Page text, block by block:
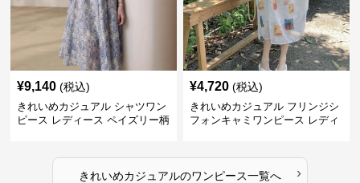
¥9,140 (税込)
きれいめカジュアル シャツワン
ピース レディース ペイズリー柄
¥4,720 (税込)
きれいめカジュアル フリンジシ
フォンキャミワンピース レディ
きれいめカジュアルのワンピース一覧へ ›